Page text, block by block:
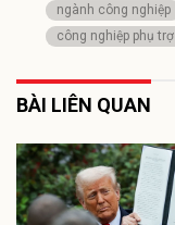
ngành công nghiệp
công nghiệp phụ trợ
BÀI LIÊN QUAN